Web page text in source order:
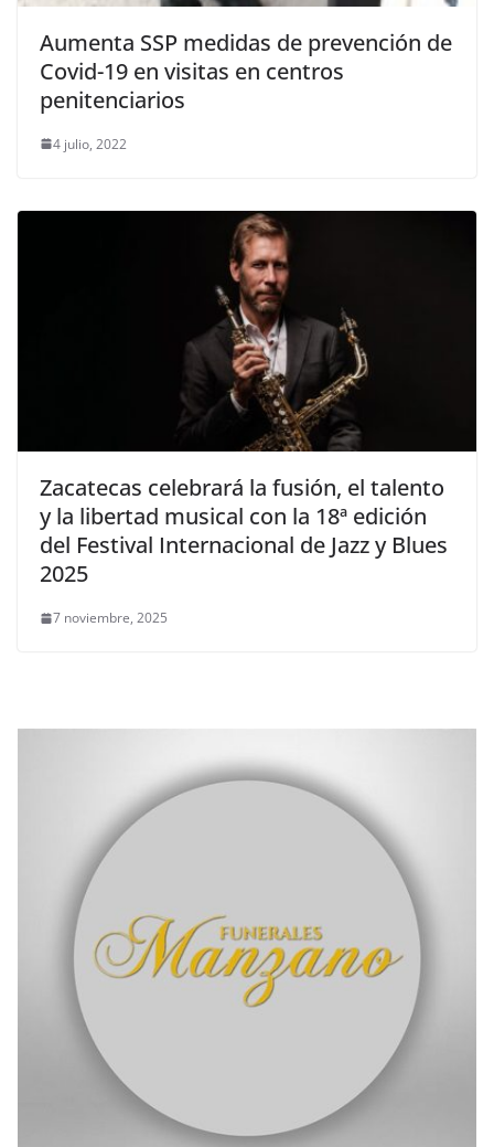
Aumenta SSP medidas de prevención de
Covid-19 en visitas en centros
penitenciarios
4 julio, 2022
Zacatecas celebrará la fusión, el talento
y la libertad musical con la 18ª edición
del Festival Internacional de Jazz y Blues
2025
7 noviembre, 2025